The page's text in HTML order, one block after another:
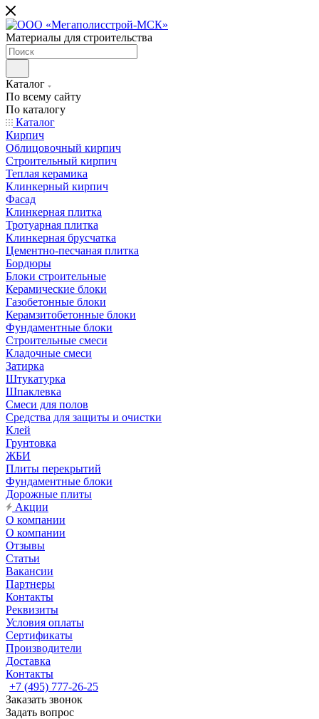
Материалы для строительства
Каталог
По всему сайту
По каталогу
Каталог
Кирпич
Облицовочный кирпич
Строительный кирпич
Теплая керамика
Клинкерный кирпич
Фасад
Клинкерная плитка
Тротуарная плитка
Клинкерная брусчатка
Цементно-песчаная плитка
Бордюры
Блоки строительные
Керамические блоки
Газобетонные блоки
Керамзитобетонные блоки
Фундаментные блоки
Строительные смеси
Кладочные смеси
Затирка
Штукатурка
Шпаклевка
Смеси для полов
Средства для защиты и очистки
Клей
Грунтовка
ЖБИ
Плиты перекрытий
Фундаментные блоки
Дорожные плиты
Акции
О компании
О компании
Отзывы
Статьи
Вакансии
Партнеры
Контакты
Реквизиты
Условия оплаты
Сертификаты
Производители
Доставка
Контакты
+7 (495) 777-26-25
Заказать звонок
Задать вопрос